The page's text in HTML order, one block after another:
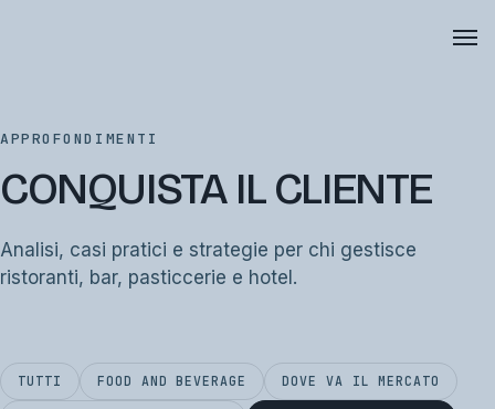
APPROFONDIMENTI
CONQUISTA IL CLIENTE
Analisi, casi pratici e strategie per chi gestisce
ristoranti, bar, pasticcerie e hotel.
TUTTI FOOD AND BEVERAGE DOVE VA IL MERCATO